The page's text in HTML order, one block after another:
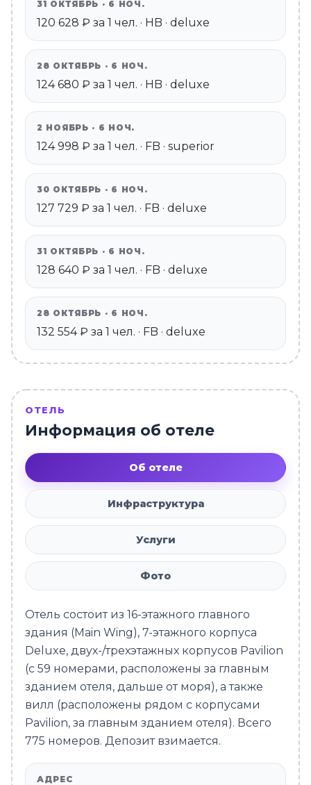
31 ОКТЯБРЬ · 6 НОЧ.
120 628 ₽ за 1 чел. · HB · deluxe
28 ОКТЯБРЬ · 6 НОЧ.
124 680 ₽ за 1 чел. · HB · deluxe
2 НОЯБРЬ · 6 НОЧ.
124 998 ₽ за 1 чел. · FB · superior
30 ОКТЯБРЬ · 6 НОЧ.
127 729 ₽ за 1 чел. · FB · deluxe
31 ОКТЯБРЬ · 6 НОЧ.
128 640 ₽ за 1 чел. · FB · deluxe
28 ОКТЯБРЬ · 6 НОЧ.
132 554 ₽ за 1 чел. · FB · deluxe
ОТЕЛЬ
Информация об отеле
Об отеле
Инфраструктура
Услуги
Фото
Отель состоит из 16-этажного главного
здания (Main Wing), 7-этажного корпуса
Deluxe, двух-/трехэтажных корпусов Pavilion
(с 59 номерами, расположены за главным
зданием отеля, дальше от моря), а также
вилл (расположены рядом с корпусами
Pavilion, за главным зданием отеля). Всего
775 номеров. Депозит взимается.
АДРЕС